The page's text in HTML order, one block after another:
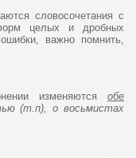
словосочетания с
целых и дробных
важно помнить,
изменяютсяобе
(т.п), о восьмистах